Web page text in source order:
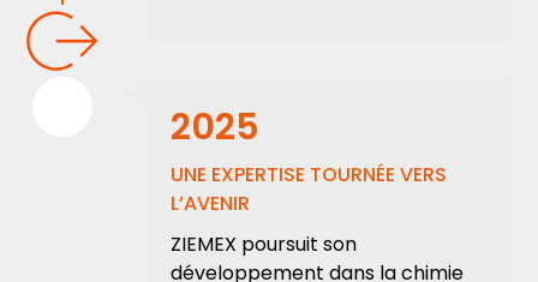
2025
UNE EXPERTISE TOURNÉE VERS
L’AVENIR
ZIEMEX poursuit son
développement dans la chimie